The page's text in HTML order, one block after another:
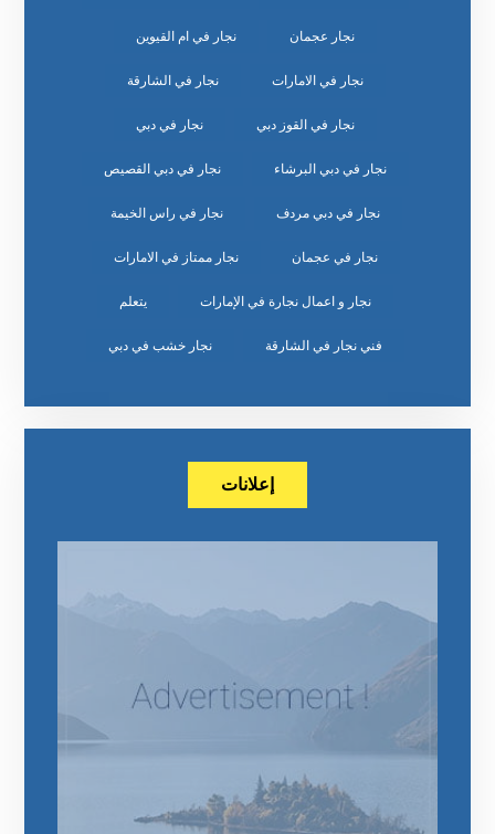
نجار عجمان نجار في ام القيوين
نجار في الامارات نجار في الشارقة
نجار في القوز دبي نجار في دبي
نجار في دبي البرشاء نجار في دبي القصيص
نجار في دبي مردف نجار في راس الخيمة
نجار في عجمان نجار ممتاز في الامارات
نجار و اعمال نجارة في الإمارات يتعلم
‏نجار خشب في دبي
إعلانات